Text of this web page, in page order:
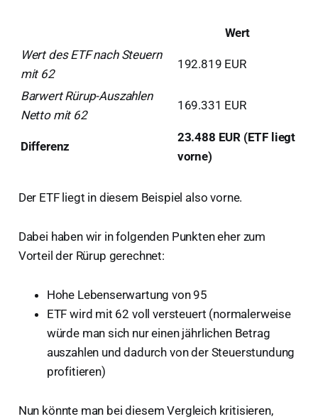
Wert
Wert des ETF nach Steuern
mit 62
192.819 EUR
Barwert Rürup-Auszahlen
Netto mit 62
169.331 EUR
Differenz
23.488 EUR (ETF liegt
vorne)
Der ETF liegt in diesem Beispiel also vorne.
Dabei haben wir in folgenden Punkten eher zum
Vorteil der Rürup gerechnet:
Hohe Lebenserwartung von 95
ETF wird mit 62 voll versteuert (normalerweise
würde man sich nur einen jährlichen Betrag
auszahlen und dadurch von der Steuerstundung
profitieren)
Nun könnte man bei diesem Vergleich kritisieren,